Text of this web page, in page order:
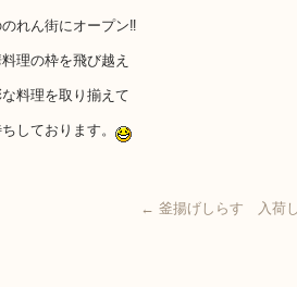
れん街にオープン‼️
理の枠を飛び越え
料理を取り揃えて
しております。
← 釜揚げしらす 入荷